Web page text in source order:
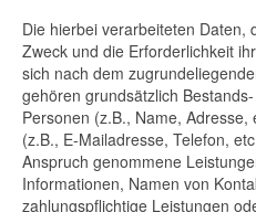
Die hierbei verarbeiteten Daten,
Zweck und die Erforderlichkeit
sich nach dem
gehören grundsätzlich
Personen (z.B., Name,
(z.B., E-Mailadresse, Telefon,
Anspruch genommene
Informationen, Namen von
zahlungspflichtige Leistungen